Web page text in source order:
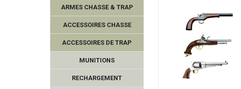
ARMES CHASSE & TRAP
ACCESSOIRES CHASSE
ACCESSOIRES DE TRAP
MUNITIONS
RECHARGEMENT